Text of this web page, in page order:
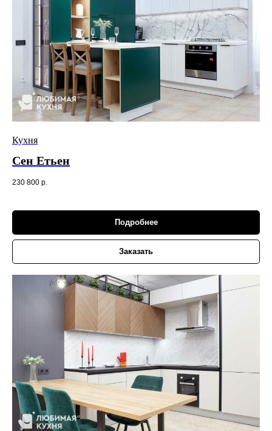
Кухня
Сен Етьен
230 800 р.
Подробнее
Заказать